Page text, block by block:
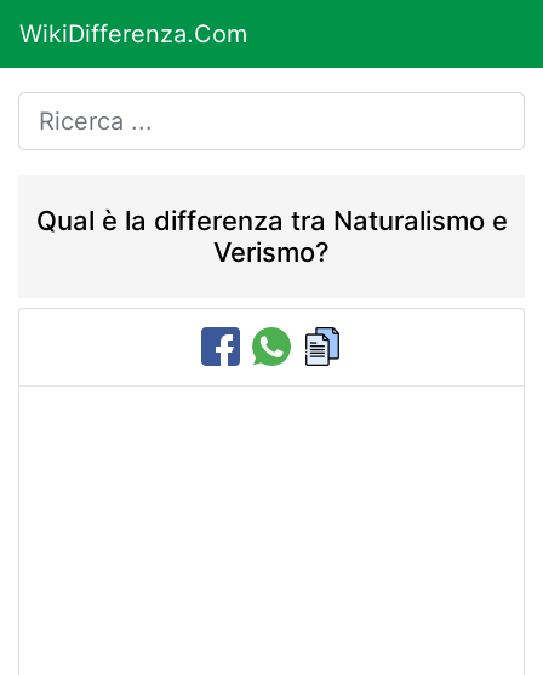
WikiDifferenza.Com
Qual è la differenza tra Naturalismo e
Verismo?